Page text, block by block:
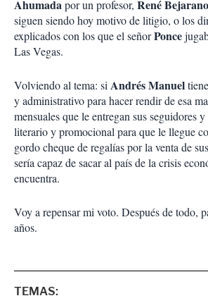
Ahumadapor un profesor, René Bejarano
siguen siendo hoy motivo de litigio, o los
explicados con los que el señorPonce
Las Vegas.
Volviendo al tema: si Andrés Manuel
y administrativo para hacer rendir de esa
mensuales que le entregan sus seguidores
literario y promocional para que le llegue
gordo cheque de regalías por la venta de
sería capaz de sacar al país de la crisis
encuentra.
Voy a repensar mi voto. Después de todo,
años.
TEMAS: